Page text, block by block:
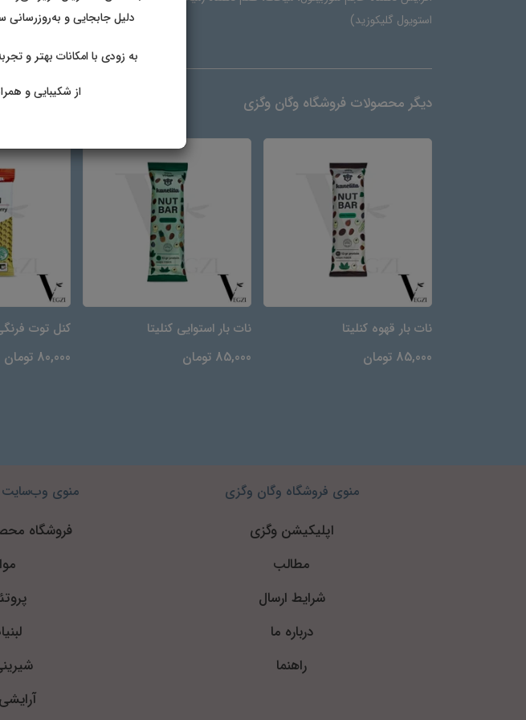
استویول گلیکوزید)
دیگر محصولات فروشگاه وگان وگزی
نات بار قهوه کنلیتا
85,000 تومان
نات بار استوایی کنلیتا
85,000 تومان
کنل توت
80,000 تومان
دلیل جابجایی و
به زودی با امکانات بهتر و
از شکیبایی و
منوی فروشگاه وگان وگزی
اپلیکیشن وگزی
مطالب
شرایط ارسال
درباره ما
راهنما
منوی وب‌سایت
فروشگاه